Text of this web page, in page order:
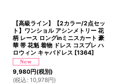
【高級ライン】【2カラー/2点セッ
ト】ワンショル アシンメトリー 花
柄 レース ロングinミニスカート 豪
華 帯 花魁 着物 ドレス コスプレ ハ
ロウィン キャバドレス [1364]
9,980円(税別)
(税込 : 10,978円)